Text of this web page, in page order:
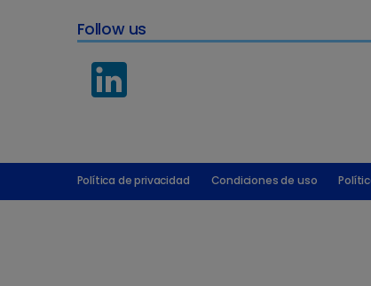
Follow us
Política de privacidad Condiciones de uso